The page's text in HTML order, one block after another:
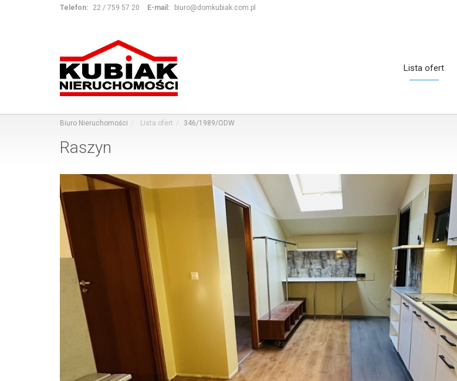
Telefon: 22 / 759 57 20 E-mail: biuro@domkubiak.com.pl
Lista ofert
Biuro Nieruchomości Lista ofert 346/1989/ODW
Raszyn